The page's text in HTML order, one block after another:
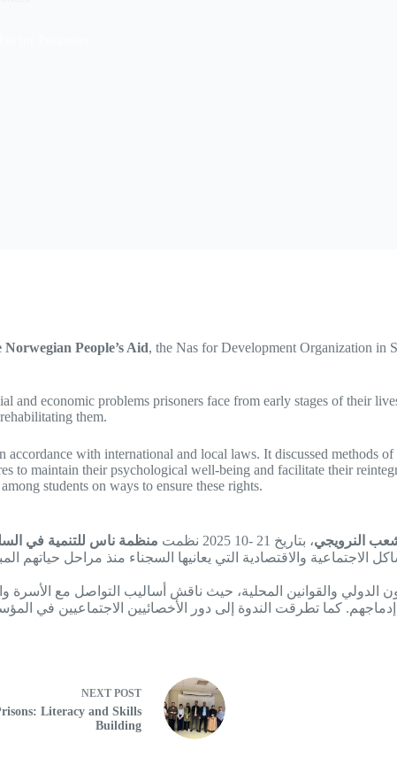
Norwegian People’s Aid, the Nas for Development Organization in
and economic problems prisoners face from early stages of their
them.
accordance with international and local laws. It discussed methods
to maintain their psychological well-being and facilitate their
students on ways to ensure these rights.
النرويجي، بتاريخ 21 -10 2025 نظمت منظمة ناس للتنمية في
والاقتصادية التي يعانيها السجناء منذ مراحل حياتهم
الدولي والقوانين المحلية، حيث ناقش أساليب التواصل مع الأسرة
كما تطرقت الندوة إلى دور الأخصائيين الاجتماعيين في
NEXT POST
Literacy and Skills
Building